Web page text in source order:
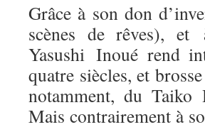
Grâce à son don
scènes de rêves), et
Yasushi Inoué rend
quatre siècles, et
notamment, du Taiko
Mais contrairement à